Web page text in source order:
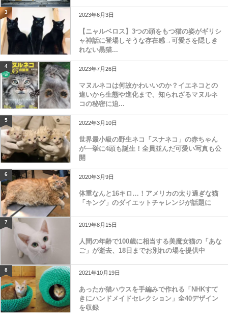
3 2023年6月3日
【ニャルベロス】3つの頭をもつ猫の姿がギリシ
ャ神話に登場しそうな存在感→可愛さを隠しき
れない黒猫...
4 2023年7月26日
マヌルネコは何故かわいいのか？イエネコとの
違いから生態や進化まで、知られざるマヌルネ
コの秘密に迫...
5 2022年3月10日
世界最小級の野生ネコ「スナネコ」の赤ちゃん
が一挙に4頭も誕生！全員並んだ可愛い写真も公
開
6 2020年3月9日
体重なんと16キロ…！アメリカの太り過ぎな猫
「キング」のダイエットチャレンジが話題に
7 2019年8月15日
人間の年齢で100歳に相当する美魔女猫の「あな
ご」が逝去、18日までお別れの場を提供中
8 2021年10月19日
あったか猫ハウスを手編みで作れる「NHKすて
きにハンドメイドセレクション」全40デザイン
を収録